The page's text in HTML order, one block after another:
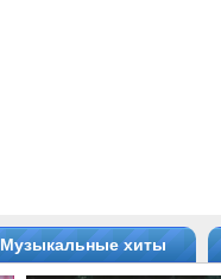
Музыкальные хиты